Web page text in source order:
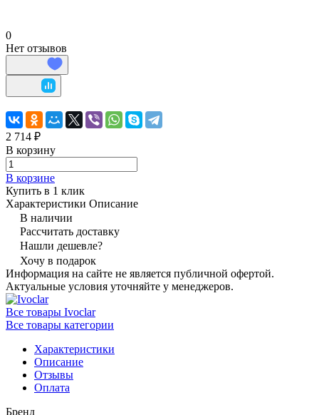
0
Нет отзывов
2 714 ₽
В корзину
В корзине
Купить в 1 клик
Характеристики Описание
В наличии
Рассчитать доставку
Нашли дешевле?
Хочу в подарок
Информация на сайте не является публичной офертой.
Актуальные условия уточняйте у менеджеров.
Все товары Ivoclar
Все товары категории
Характеристики
Описание
Отзывы
Оплата
Бренд